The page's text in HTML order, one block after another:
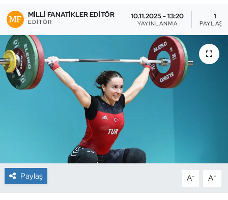
MILLI FANATIKLER EDITÖR
EDITÖR
10.11.2025 - 13:20
YAYINLANMA
1
Paylaş A- A+
Briç
Buz Hokeyi
Buz Pateni
Çim Hokeyi
Dağcılık